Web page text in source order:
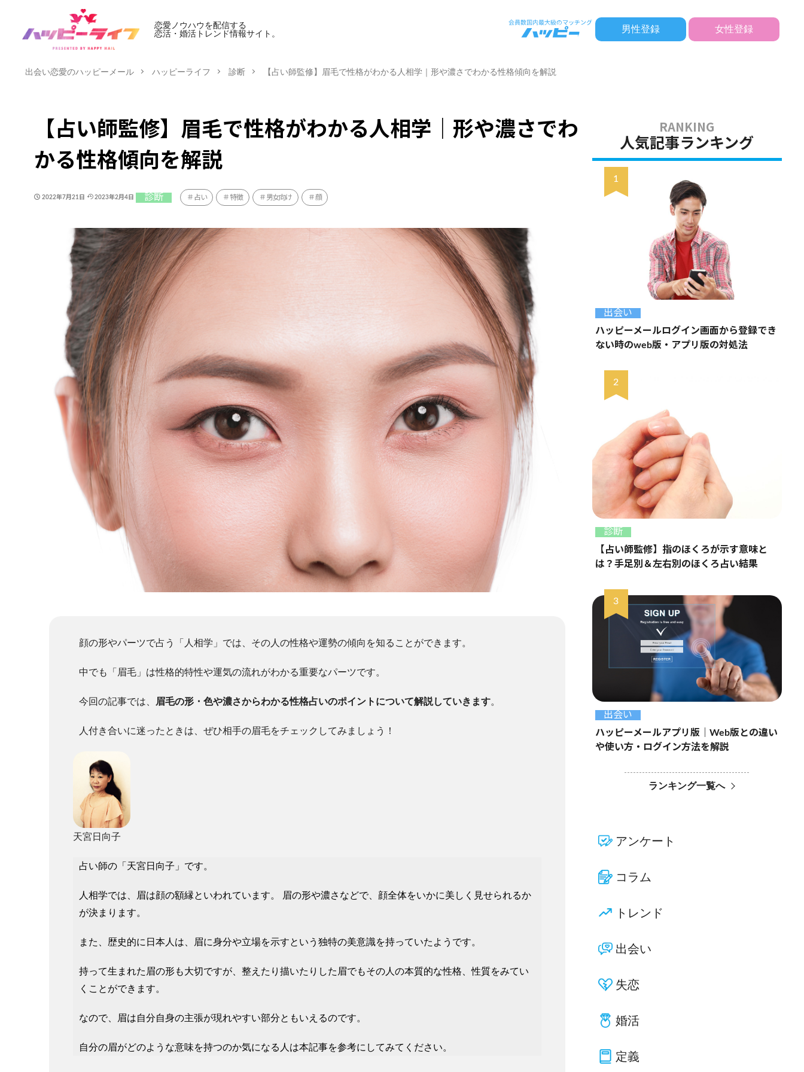
恋愛ノウハウを配信する
恋活・婚活トレンド情報サイト。
男性登録 女性登録
出会い恋愛のハッピーメール ハッピーライフ 診断 【占い師監修】眉毛で性格がわかる人相学｜形や濃さでわかる性格傾向を解説
【占い師監修】眉毛で性格がわかる人相学｜形や濃さでわ
かる性格傾向を解説
2022年7月21日 2023年2月4日 診断 占い 特徴 男女向け 顔
顔の形やパーツで占う「人相学」では、その人の性格や運勢の傾向を知ることができます。
中でも「眉毛」は性格的特性や運気の流れがわかる重要なパーツです。
今回の記事では、 眉毛の形・色や濃さからわかる性格占いのポイントについて解説していきます。
人付き合いに迷ったときは、ぜひ相手の眉毛をチェックしてみましょう！
天宮日向子
占い師の「天宮日向子」です。
人相学では、眉は顔の額縁といわれています。 眉の形や濃さなどで、顔全体をいかに美しく見せられるか
が決まります。
また、歴史的に日本人は、眉に身分や立場を示すという独特の美意識を持っていたようです。
持って生まれた眉の形も大切ですが、整えたり描いたりした眉でもその人の本質的な性格、性質をみてい
くことができます。
なので、眉は自分自身の主張が現れやすい部分ともいえるのです。
自分の眉がどのような意味を持つのか気になる人は本記事を参考にしてみてください。
人気記事ランキング
出会い
ハッピーメールログイン画面から登録でき
ない時のweb版・アプリ版の対処法
診断
【占い師監修】指のほくろが示す意味と
は？手足別＆左右別のほくろ占い結果
出会い
ハッピーメールアプリ版｜Web版との違い
や使い方・ログイン方法を解説
ランキング一覧へ
アンケート
コラム
トレンド
出会い
失恋
婚活
定義